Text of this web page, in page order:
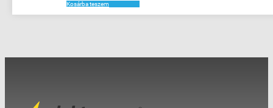
Kosárba teszem